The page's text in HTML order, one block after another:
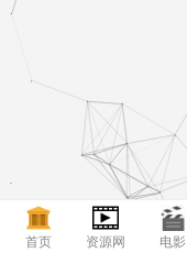
首页 资源网 电影